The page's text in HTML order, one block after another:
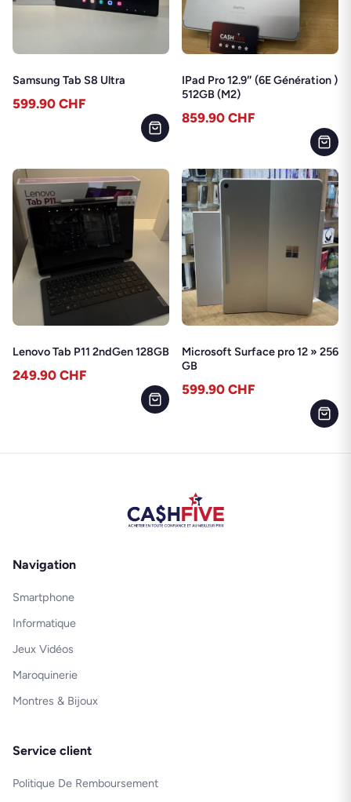
Samsung Tab S8 Ultra
599.90 CHF
IPad Pro 12.9″ (6E Génération )
512GB (M2)
859.90 CHF
Lenovo Tab P11 2ndGen 128GB
249.90 CHF
Microsoft Surface pro 12 » 256
GB
599.90 CHF
Navigation
Smartphone
Informatique
Jeux Vidéos
Maroquinerie
Montres & Bijoux
Service client
Politique De Remboursement